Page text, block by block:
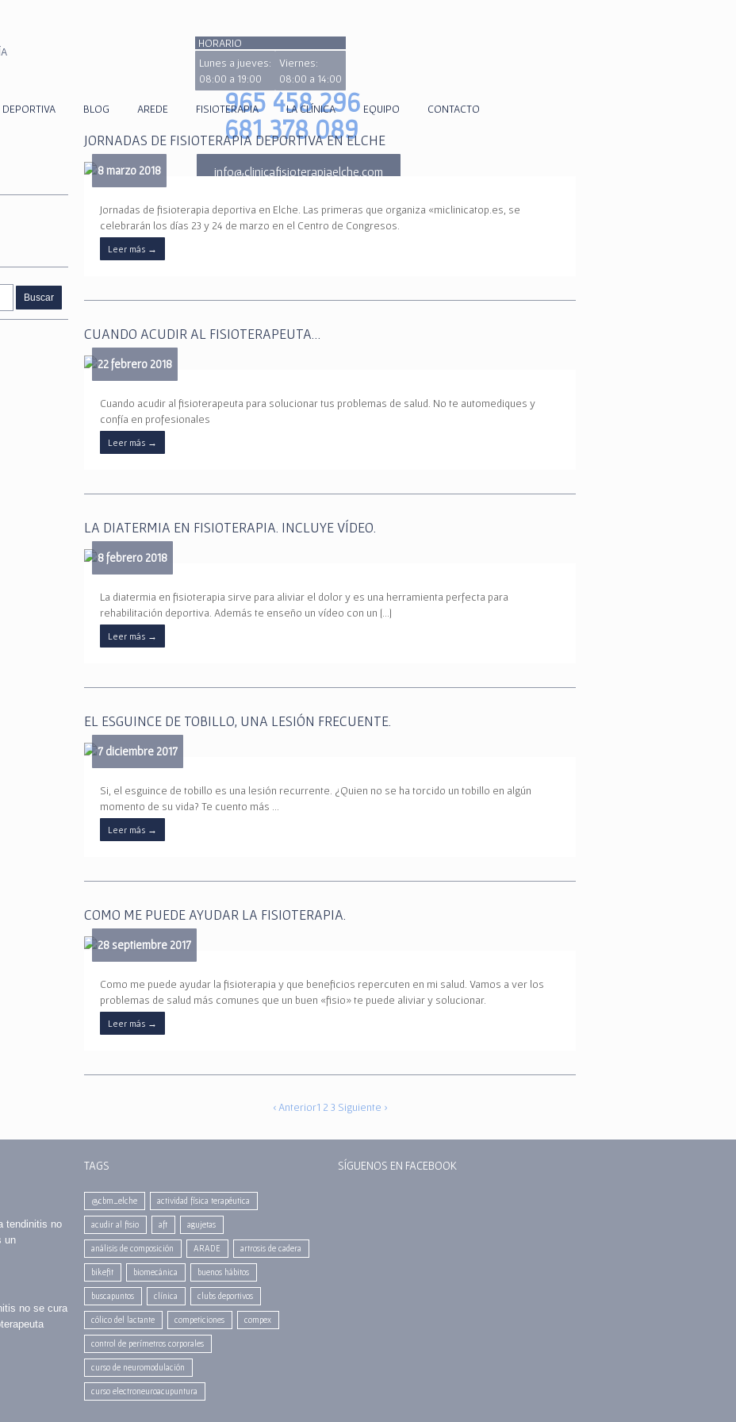
HORARIO
Lunes a jueves:
08:00 a 19:00
Viernes:
08:00 a 14:00
965 458 296
681 378 089
info@clinicafisioterapiaelche.com
BLOG AREDE FISIOTERAPIA LA CLÍNICA EQUIPO CONTACTO
JORNADAS DE FISIOTERAPIA DEPORTIVA EN ELCHE
8 marzo 2018
Jornadas de fisioterapia deportiva en Elche. Las primeras que organiza «miclinicatop.es, se
celebrarán los días 23 y 24 de marzo en el Centro de Congresos.
Leer más →
CUANDO ACUDIR AL FISIOTERAPEUTA…
22 febrero 2018
Cuando acudir al fisioterapeuta para solucionar tus problemas de salud. No te automediques y
confía en profesionales
Leer más →
LA DIATERMIA EN FISIOTERAPIA. INCLUYE VÍDEO.
8 febrero 2018
La diatermia en fisioterapia sirve para aliviar el dolor y es una herramienta perfecta para
rehabilitación deportiva. Además te enseño un vídeo con un […]
Leer más →
EL ESGUINCE DE TOBILLO, UNA LESIÓN FRECUENTE.
7 diciembre 2017
Si, el esguince de tobillo es una lesión recurrente. ¿Quien no se ha torcido un tobillo en algún
momento de su vida? Te cuento más …
Leer más →
COMO ME PUEDE AYUDAR LA FISIOTERAPIA.
28 septiembre 2017
Como me puede ayudar la fisioterapia y que beneficios repercuten en mi salud. Vamos a ver los
problemas de salud más comunes que un buen «fisio» te puede aliviar y solucionar.
Leer más →
‹ Anterior1 2 3 Siguiente ›
tendinitis no
un
no se cura
TAGS
@cbm_elche actividad física terapéutica
acudir al fisio aft agujetas
análisis de composición ARADE artrosis de cadera
bikefit biomecánica buenos hábitos
buscapuntos clínica clubs deportivos
cólico del lactante competiciones compex
control de perímetros corporales
curso de neuromodulación
curso electroneuroacupuntura
SÍGUENOS EN FACEBOOK